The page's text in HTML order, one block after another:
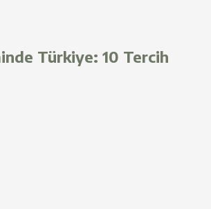
Türkiye: 10 Tercih